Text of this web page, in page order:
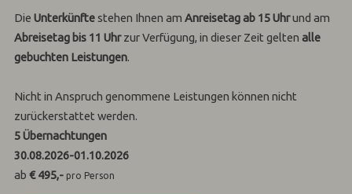
DieUnterkünftestehen Ihnen amAnreisetag ab 15 Uhrund am
Abreisetag bis 11 Uhrzur Verfügung, in dieser Zeit geltenalle
gebuchten Leistungen.
Nicht in Anspruch genommene Leistungen können nicht
zurückerstattet werden.
5Übernachtungen
30.08.2026-01.10.2026
ab€ 495,- pro Person